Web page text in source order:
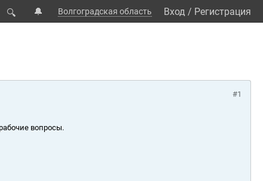
🔍 🔔 Волгоградская область Вход / Регистрация
#1
вопросы.